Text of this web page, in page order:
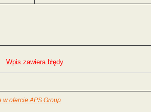
Wpis zawiera błędy
w ofercie APS Group